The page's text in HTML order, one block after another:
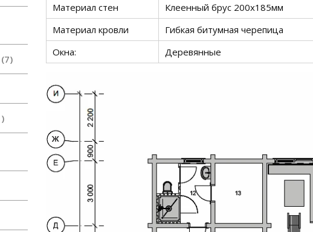
7
Материал стен
Клеенный брус 200х185мм
Материал кровли
Гибкая битумная черепица
Окна:
Деревянные